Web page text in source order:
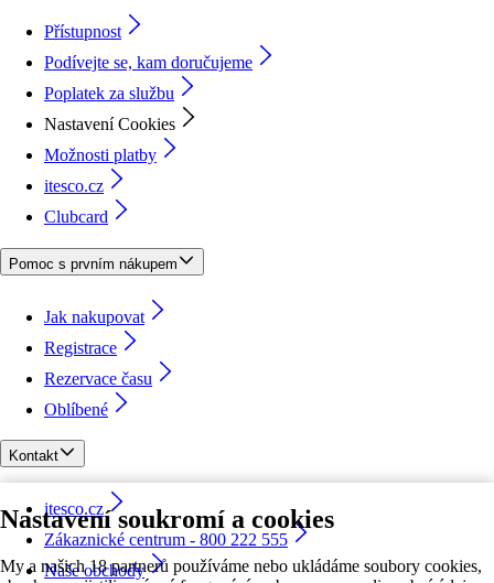
Nastavení soukromí a cookies
My a našich 18 partnerů používáme nebo ukládáme soubory cookies,
Přístupnost
Podívejte se, kam doručujeme
Poplatek za službu
Nastavení Cookies
Možnosti platby
itesco.cz
Clubcard
Pomoc s prvním nákupem
Jak nakupovat
Registrace
Rezervace času
Oblíbené
Kontakt
itesco.cz
Zákaznické centrum - 800 222 555
Naše obchody